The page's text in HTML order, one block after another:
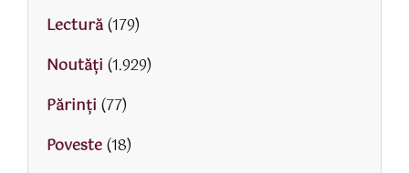
Lectură(179)
Noutăți (1.929)
Părinţi (77)
Poveste(18)